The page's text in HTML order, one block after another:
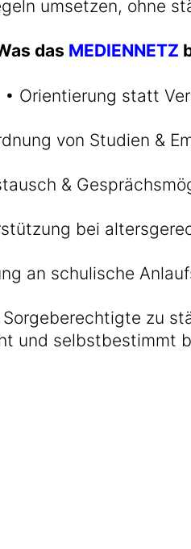
umsetzen, ohne
das MEDIENNETZ
• Orientierung statt
von Studien &
&
bei
an schulische
zu
und selbstbestimmt